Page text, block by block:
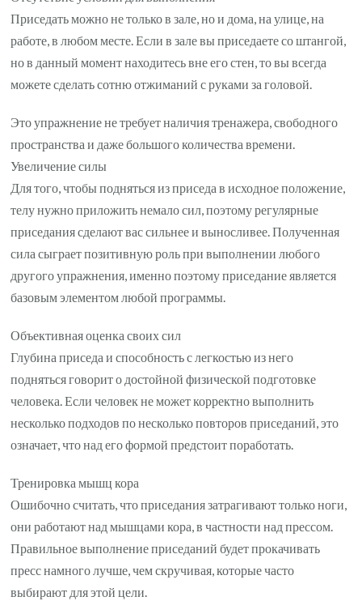
Приседать можно не только в зале, но и дома, на улице, на
работе, в любом месте. Если в зале вы приседаете со штангой,
но в данный момент находитесь вне его стен, то вы всегда
можете сделать сотню отжиманий с руками за головой.
Это упражнение не требует наличия тренажера, свободного
пространства и даже большого количества времени.
Увеличение силы
Для того, чтобы подняться из приседа в исходное положение,
телу нужно приложить немало сил, поэтому регулярные
приседания сделают вас сильнее и выносливее. Полученная
сила сыграет позитивную роль при выполнении любого
другого упражнения, именно поэтому приседание является
базовым элементом любой программы.
Объективная оценка своих сил
Глубина приседа и способность с легкостью из него
подняться говорит о достойной физической подготовке
человека. Если человек не может корректно выполнить
несколько подходов по несколько повторов приседаний, это
означает, что над его формой предстоит поработать.
Тренировка мышц кора
Ошибочно считать, что приседания затрагивают только ноги,
они работают над мышцами кора, в частности над прессом.
Правильное выполнение приседаний будет прокачивать
пресс намного лучше, чем скручивая, которые часто
выбирают для этой цели.